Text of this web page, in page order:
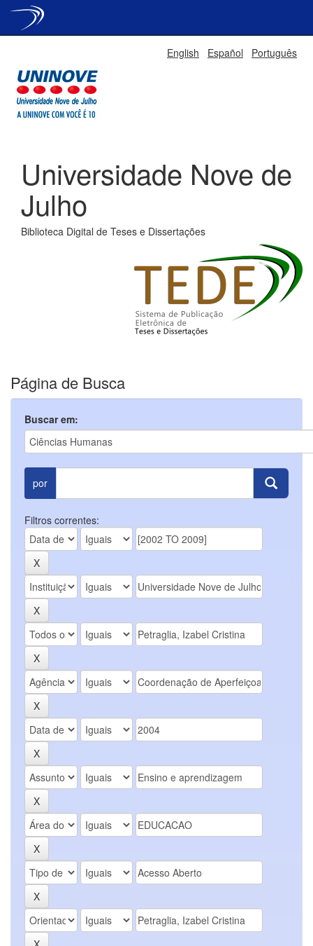
English Español Português
Universidade Nove de
Julho
Biblioteca Digital de Teses e Dissertações
Página de Busca
Buscar em:
por
Filtros correntes: